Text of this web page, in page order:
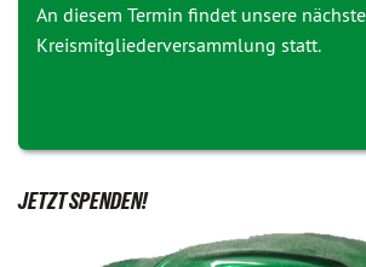
An diesem Termin findet unsere nächste
Kreismitgliederversammlung statt.
JETZT SPENDEN!